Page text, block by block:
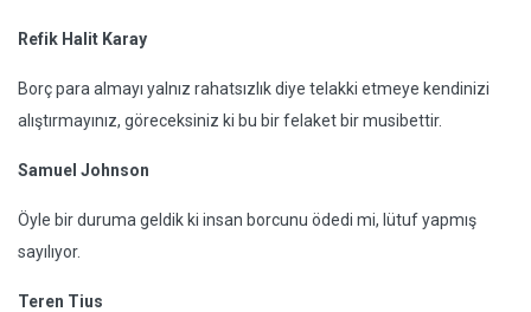
Refik Halit Karay
Borç para almayı yalnız rahatsızlık diye telakki etmeye kendinizi
alıştırmayınız, göreceksiniz ki bu bir felaket bir musibettir.
Samuel Johnson
Öyle bir duruma geldik ki insan borcunu ödedi mi, lütuf yapmış
sayılıyor.
Teren Tius